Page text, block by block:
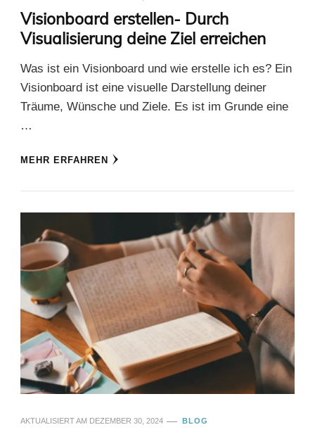
Visionboard erstellen- Durch
Visualisierung deine Ziel erreichen
Was ist ein Visionboard und wie erstelle ich es? Ein
Visionboard ist eine visuelle Darstellung deiner
Träume, Wünsche und Ziele. Es ist im Grunde eine
…
MEHR ERFAHREN
AKTUALISIERT AM DEZEMBER 30, 2024 BLOG